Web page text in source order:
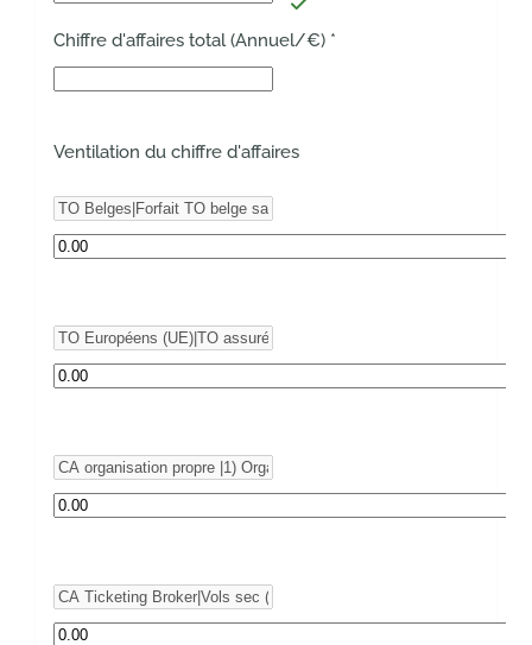
Chiffre d'affaires total (Annuel/€) *
Ventilation du chiffre d'affaires
Champs répétables
Rubrique
Montant
Rubrique
Montant
Rubrique
Montant
Rubrique
Montant